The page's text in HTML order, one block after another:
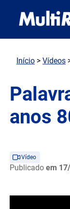
Início > Vídeos
anos
Vídeo
Publicado em